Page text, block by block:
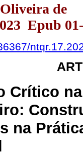
de
Epub
Crítico
na